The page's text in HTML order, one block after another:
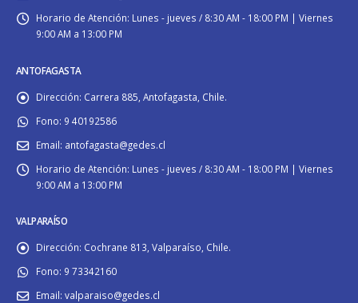
Horario de Atención: Lunes - jueves / 8:30 AM - 18:00 PM | Viernes
9:00 AM a 13:00 PM
ANTOFAGASTA
Dirección: Carrera 885, Antofagasta, Chile.
Fono: 9 40192586
Email: antofagasta@gedes.cl
Horario de Atención: Lunes - jueves / 8:30 AM - 18:00 PM | Viernes
9:00 AM a 13:00 PM
VALPARAÍSO
Dirección: Cochrane 813, Valparaíso, Chile.
Fono: 9 73342160
Email: valparaiso@gedes.cl